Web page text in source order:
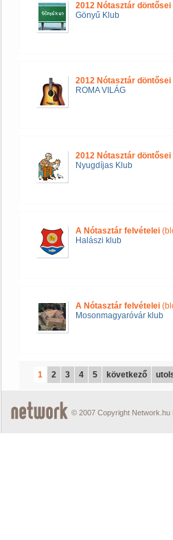
2012 Nótasztár döntősei
Gönyű Klub
2012 Nótasztár döntősei
ROMA VILÁG
2012 Nótasztár döntősei
Nyugdíjas Klub
A Nótasztár felvételei
Halászi klub
A Nótasztár felvételei
Mosonmagyaróvár klub
1 2 3 4 5 következő
© 2007 Copyright Network.hu